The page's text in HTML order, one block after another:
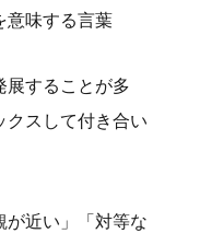
意味する言葉
展することが多
クスして付き合い
が近い」「対等な